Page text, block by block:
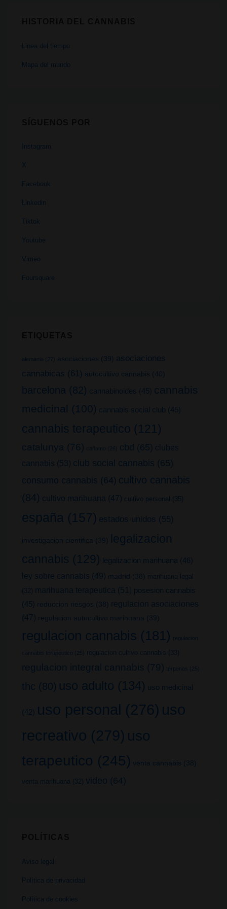
Linea del tiempo
Mapa del mundo
Instagram
X
Facebook
Linkedin
Tiktok
Youtube
Vimeo
Foursquare
alemania (27) asociaciones (39)
asociaciones
cannabicas (61) autocultivo cannabis (40)
barcelona (82) cannabinoides (45) cannabis
medicinal (100) cannabis social club (45)
cannabis terapeutico (121)
catalunya (76) cañamo (26) cbd (65) clubes
cannabis (53) club social cannabis (65)
consumo cannabis (64) cultivo cannabis
(84) cultivo marihuana (47) cultivo personal (35)
españa (157) estados unidos (55)
investigacion cientifica (39)
legalizacion
cannabis (129) legalizacion marihuana (46)
ley sobre cannabis (49) madrid (38)
marihuana legal
(32)
marihuana terapeutica (51) posesion cannabis
(45) reduccion riesgos (38)
regulacion asociaciones
(47) regulacion autocultivo marihuana (39)
regulacion cannabis (181) regulacion
cannabis terapeutico (25) regulacion cultivo cannabis (33)
regulacion integral cannabis (79) terpenos (25)
thc (80) uso adulto (134) uso medicinal
(42) uso personal (276) uso
recreativo (279) uso
terapeutico (245) venta cannabis (38)
venta marihuana (32) video (64)
Aviso legal
Política de privacidad
Política de cookies